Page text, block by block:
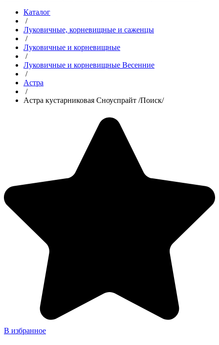
Каталог
/
Луковичные, корневищные и саженцы
/
Луковичные и корневищные
/
Луковичные и корневищные Весенние
/
Астра
/
Астра кустарниковая Сноуспрайт /Поиск/
В избранное